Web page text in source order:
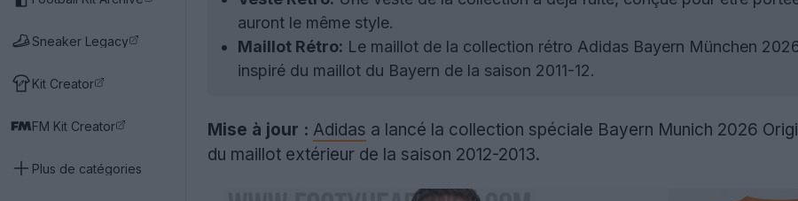
Sneaker Legacy
Kit Creator
FM Kit Creator
Plus de catégories
auront le même style.
Maillot Rétro: Le maillot de la collection rétro Adidas Bayern München
inspiré du maillot du Bayern de la saison 2011-12.
Mise à jour : Adidas a lancé la collection spéciale Bayern Munich 2026
du maillot extérieur de la saison 2012-2013.